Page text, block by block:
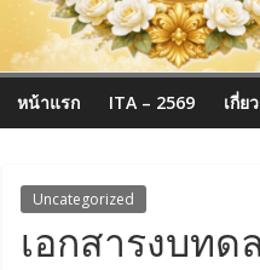
ประจำ
จังหวัด
บุรีรัมย์
หน้าแรก ITA – 2569 เกี่ย
Uncategorized
เอกสารงบท